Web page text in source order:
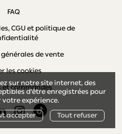
sur notre site internet, des
d'être enregistrées pour
expérience.
accepter Tout refuser
FAQ
CGU et politique de
de vente
les cookies
et commandes